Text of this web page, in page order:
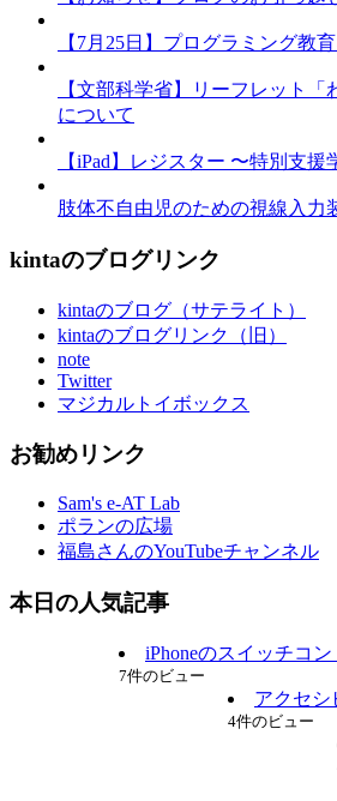
【7月25日】プログラミング教
【文部科学省】リーフレット
について
【iPad】レジスター 〜特別支
肢体不自由児のための視線入力
kintaのブログリンク
kintaのブログ（サテライト）
kintaのブログリンク（旧）
note
Twitter
マジカルトイボックス
お勧めリンク
Sam's e-AT Lab
ポランの広場
福島さんのYouTubeチャンネル
本日の人気記事
iPhoneのスイッチコ
7件のビュー
アクセシ
4件のビュー